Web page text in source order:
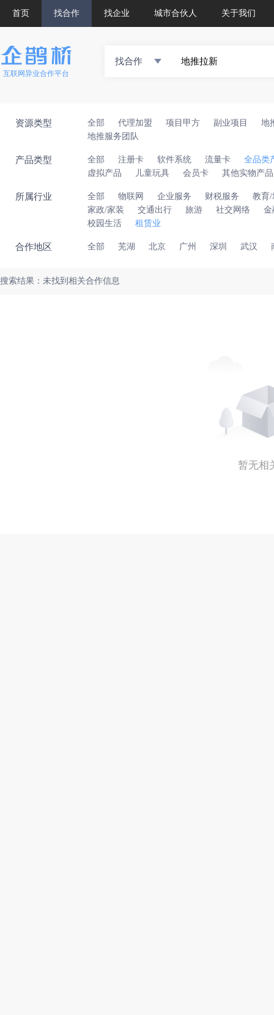
首页 找合作 找企业 城市合伙人 关于我们
互联网异业合作平台
找合作
资源类型 全部 代理加盟 项目甲方 副业项目
地
地推服务团队
产品类型 全部 注册卡 软件系统 流量卡
全品类
虚拟产品
儿童玩具 会员卡 其他实物产品
所属行业 全部 物联网 企业服务 财税服务
教育/
家政/家装
交通出行 旅游 社交网络
金
校园生活
租赁业
合作地区 全部 芜湖 北京 广州 深圳 武汉
搜索结果：未找到相关合作信息
暂无相